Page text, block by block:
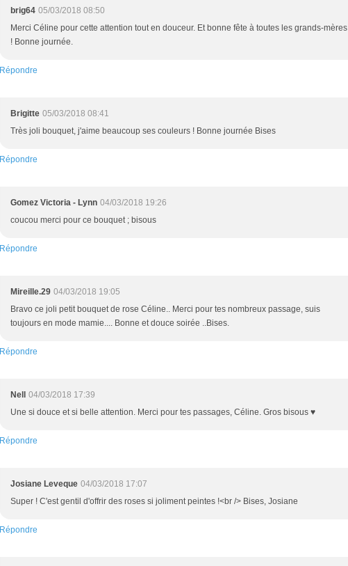
brig64 05/03/2018 08:50
Merci Céline pour cette attention tout en douceur. Et bonne fête à toutes les grands-mères
! Bonne journée.
Répondre
Brigitte 05/03/2018 08:41
Très joli bouquet, j'aime beaucoup ses couleurs ! Bonne journée Bises
Répondre
Gomez Victoria - Lynn 04/03/2018 19:26
coucou merci pour ce bouquet ; bisous
Répondre
Mireille.29 04/03/2018 19:05
Bravo ce joli petit bouquet de rose Céline.. Merci pour tes nombreux passage, suis
toujours en mode mamie.... Bonne et douce soirée ..Bises.
Répondre
Nell
04/03/2018 17:39
Une si douce et si belle attention. Merci pour tes passages, Céline. Gros bisous ♥
Répondre
Josiane Leveque 04/03/2018 17:07
Super ! C'est gentil d'offrir des roses si joliment peintes !<br /> Bises, Josiane
Répondre